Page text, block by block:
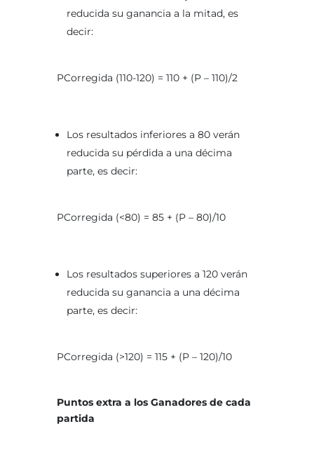
reducida su ganancia a la mitad, es
decir:
PCorregida (110-120) = 110 + (P – 110)/2
Los resultados inferiores a 80 verán
reducida su pérdida a una décima
parte, es decir:
PCorregida (<80) = 85 + (P – 80)/10
Los resultados superiores a 120 verán
reducida su ganancia a una décima
parte, es decir:
PCorregida (>120) = 115 + (P – 120)/10
Puntos extra a los Ganadores de cada
partida